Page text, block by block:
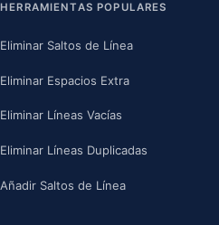
HERRAMIENTAS POPULARES
Eliminar Saltos de Línea
Eliminar Espacios Extra
Eliminar Líneas Vacías
Eliminar Líneas Duplicadas
Añadir Saltos de Línea